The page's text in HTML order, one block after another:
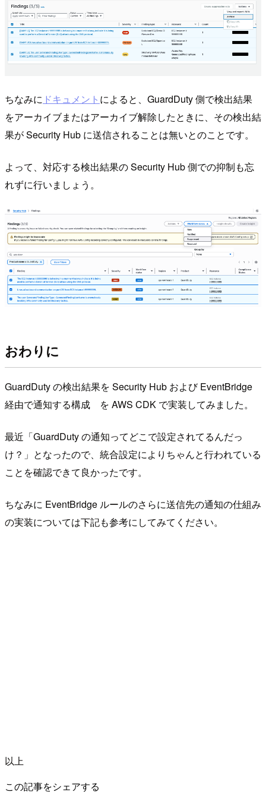
ちなみに ドキュメント によると、GuardDuty 側で検出結果
をアーカイブまたはアーカイブ解除したときに、その検出結
果が Security Hub に送信されることは無いとのことです。
よって、対応する検出結果の Security Hub 側での抑制も忘
れずに行いましょう。
おわりに
GuardDuty の検出結果を Security Hub および EventBridge
経由で通知する構成 を AWS CDK で実装してみました。
最近「GuardDuty の通知ってどこで設定されてるんだっ
け？」となったので、統合設定によりちゃんと行われている
ことを確認できて良かったです。
ちなみに EventBridge ルールのさらに送信先の通知の仕組み
の実装については下記も参考にしてみてください。
以上
この記事をシェアする